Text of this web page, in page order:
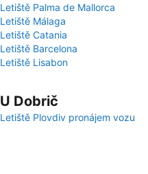
Letiště Palma de Mallorca
Letiště Málaga
Letiště Catania
Letiště Barcelona
Letiště Lisabon
U Dobrič
Letiště Plovdiv pronájem vozu